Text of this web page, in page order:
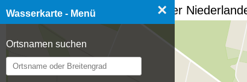
Wasserkarte - Menü ×
Ortsnamen suchen
☰ Wasserkarte Deutschland, der